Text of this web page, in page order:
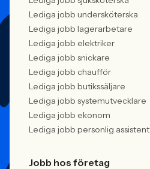
Lediga jobb undersköterska
Lediga jobb lagerarbetare
Lediga jobb elektriker
Lediga jobb snickare
Lediga jobb chaufför
Lediga jobb butikssäljare
Lediga jobb systemutvecklare
Lediga jobb ekonom
Lediga jobb personlig assistent
Jobb hos företag